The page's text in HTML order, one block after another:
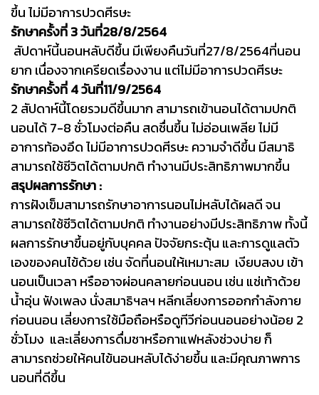
ขึ้น ไม่มีอาการปวดศีรษะ
รักษาครั้งที่ 3 วันที่28/8/2564
สัปดาห์นี้นอนหลับดีขึ้น มีเพียงคืนวันที่27/8/2564ที่นอน
ยาก เนื่องจากเครียดเรื่องงาน แต่ไม่มีอาการปวดศีรษะ
รักษาครั้งที่ 4 วันที่11/9/2564
2 สัปดาห์นี้โดยรวมดีขึ้นมาก สามารถเข้านอนได้ตามปกติ
นอนได้ 7-8 ชั่วโมงต่อคืน สดชื่นขึ้น ไม่อ่อนเพลีย ไม่มี
อาการท้องอึด ไม่มีอาการปวดศีรษะ ความจำดีขึ้น มีสมาธิ
สามารถใช้ชีวิตได้ตามปกติ ทำงานมีประสิทธิภาพมากขึ้น
สรุปผลการรักษา :
การฝังเข็มสามารถรักษาอาการนอนไม่หลับได้ผลดี จน
สามารถใช้ชีวิตได้ตามปกติ ทำงานอย่างมีประสิทธิภาพ ทั้งนี้
ผลการรักษาขึ้นอยู่กับบุคคล ปัจจัยกระตุ้น และการดูแลตัว
เองของคนไข้ด้วย เช่น จัดที่นอนให้เหมาะสม เงียบสงบ เข้า
นอนเป็นเวลา หรืออาจผ่อนคลายก่อนนอน เช่น แช่เท้าด้วย
น้ำอุ่น ฟังเพลง นั่งสมาธิฯลฯ หลีกเลี่ยงการออกกำลังกาย
ก่อนนอน เลี่ยงการใช้มือถือหรือดูทีวีก่อนนอนอย่างน้อย 2
ชั่วโมง และเลี่ยงการดื่มชาหรือกาแฟหลังช่วงบ่าย ก็
สามารถช่วยให้คนไข้นอนหลับได้ง่ายขึ้น และมีคุณภาพการ
นอนที่ดีขึ้น